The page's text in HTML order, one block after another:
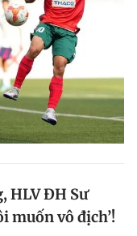
HLV ĐH Sư
muốn vô địch’!